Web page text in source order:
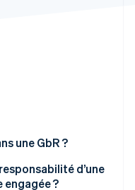
une GbR ?
d’une
engagée ?